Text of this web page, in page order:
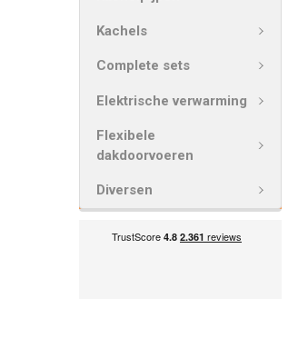
Kachels
Complete sets
Elektrische verwarming
Flexibele
dakdoorvoeren
Diversen